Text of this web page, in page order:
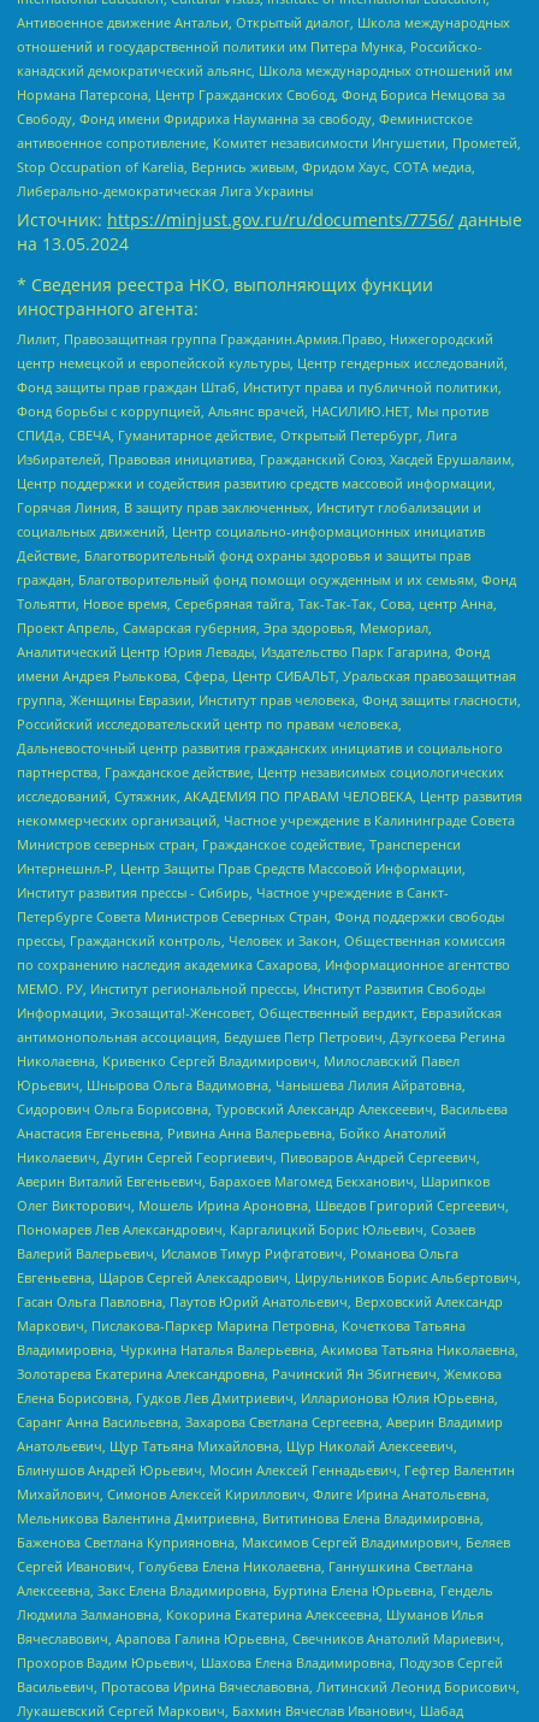
Антивоенное движение Антальи, Открытый диалог, Школа международных
отношений и государственной политики им Питера Мунка, Российско-
канадский демократический альянс, Школа международных отношений им
Нормана Патерсона, Центр Гражданских Свобод, Фонд Бориса Немцова за
Свободу, Фонд имени Фридриха Науманна за свободу, Феминистское
антивоенное сопротивление, Комитет независимости Ингушетии, Прометей,
Stop Occupation of Karelia, Вернись живым, Фридом Хаус, СОТА медиа,
Либерально-демократическая Лига Украины
Источник: https://minjust.gov.ru/ru/documents/7756/ данные
на 13.05.2024
* Сведения реестра НКО, выполняющих функции
иностранного агента:
Лилит, Правозащитная группа Гражданин.Армия.Право, Нижегородский
центр немецкой и европейской культуры, Центр гендерных исследований,
Фонд защиты прав граждан Штаб, Институт права и публичной политики,
Фонд борьбы с коррупцией, Альянс врачей, НАСИЛИЮ.НЕТ, Мы против
СПИДа, СВЕЧА, Гуманитарное действие, Открытый Петербург, Лига
Избирателей, Правовая инициатива, Гражданский Союз, Хасдей Ерушалаим,
Центр поддержки и содействия развитию средств массовой информации,
Горячая Линия, В защиту прав заключенных, Институт глобализации и
социальных движений, Центр социально-информационных инициатив
Действие, Благотворительный фонд охраны здоровья и защиты прав
граждан, Благотворительный фонд помощи осужденным и их семьям, Фонд
Тольятти, Новое время, Серебряная тайга, Так-Так-Так, Сова, центр Анна,
Проект Апрель, Самарская губерния, Эра здоровья, Мемориал,
Аналитический Центр Юрия Левады, Издательство Парк Гагарина, Фонд
имени Андрея Рылькова, Сфера, Центр СИБАЛЬТ, Уральская правозащитная
группа, Женщины Евразии, Институт прав человека, Фонд защиты гласности,
Российский исследовательский центр по правам человека,
Дальневосточный центр развития гражданских инициатив и социального
партнерства, Гражданское действие, Центр независимых социологических
исследований, Сутяжник, АКАДЕМИЯ ПО ПРАВАМ ЧЕЛОВЕКА, Центр развития
некоммерческих организаций, Частное учреждение в Калининграде Совета
Министров северных стран, Гражданское содействие, Трансперенси
Интернешнл-Р, Центр Защиты Прав Средств Массовой Информации,
Институт развития прессы - Сибирь, Частное учреждение в Санкт-
Петербурге Совета Министров Северных Стран, Фонд поддержки свободы
прессы, Гражданский контроль, Человек и Закон, Общественная комиссия
по сохранению наследия академика Сахарова, Информационное агентство
МЕМО. РУ, Институт региональной прессы, Институт Развития Свободы
Информации, Экозащита!-Женсовет, Общественный вердикт, Евразийская
антимонопольная ассоциация, Бедушев Петр Петрович, Дзугкоева Регина
Николаевна, Кривенко Сергей Владимирович, Милославский Павел
Юрьевич, Шнырова Ольга Вадимовна, Чанышева Лилия Айратовна,
Сидорович Ольга Борисовна, Туровский Александр Алексеевич, Васильева
Анастасия Евгеньевна, Ривина Анна Валерьевна, Бойко Анатолий
Николаевич, Дугин Сергей Георгиевич, Пивоваров Андрей Сергеевич,
Аверин Виталий Евгеньевич, Барахоев Магомед Бекханович, Шарипков
Олег Викторович, Мошель Ирина Ароновна, Шведов Григорий Сергеевич,
Пономарев Лев Александрович, Каргалицкий Борис Юльевич, Созаев
Валерий Валерьевич, Исламов Тимур Рифгатович, Романова Ольга
Евгеньевна, Щаров Сергей Алексадрович, Цирульников Борис Альбертович,
Гасан Ольга Павловна, Паутов Юрий Анатольевич, Верховский Александр
Маркович, Пислакова-Паркер Марина Петровна, Кочеткова Татьяна
Владимировна, Чуркина Наталья Валерьевна, Акимова Татьяна Николаевна,
Золотарева Екатерина Александровна, Рачинский Ян Збигневич, Жемкова
Елена Борисовна, Гудков Лев Дмитриевич, Илларионова Юлия Юрьевна,
Саранг Анна Васильевна, Захарова Светлана Сергеевна, Аверин Владимир
Анатольевич, Щур Татьяна Михайловна, Щур Николай Алексеевич,
Блинушов Андрей Юрьевич, Мосин Алексей Геннадьевич, Гефтер Валентин
Михайлович, Симонов Алексей Кириллович, Флиге Ирина Анатольевна,
Мельникова Валентина Дмитриевна, Вититинова Елена Владимировна,
Баженова Светлана Куприяновна, Максимов Сергей Владимирович, Беляев
Сергей Иванович, Голубева Елена Николаевна, Ганнушкина Светлана
Алексеевна, Закс Елена Владимировна, Буртина Елена Юрьевна, Гендель
Людмила Залмановна, Кокорина Екатерина Алексеевна, Шуманов Илья
Вячеславович, Арапова Галина Юрьевна, Свечников Анатолий Мариевич,
Прохоров Вадим Юрьевич, Шахова Елена Владимировна, Подузов Сергей
Васильевич, Протасова Ирина Вячеславовна, Литинский Леонид Борисович,
Лукашевский Сергей Маркович, Бахмин Вячеслав Иванович, Шабад